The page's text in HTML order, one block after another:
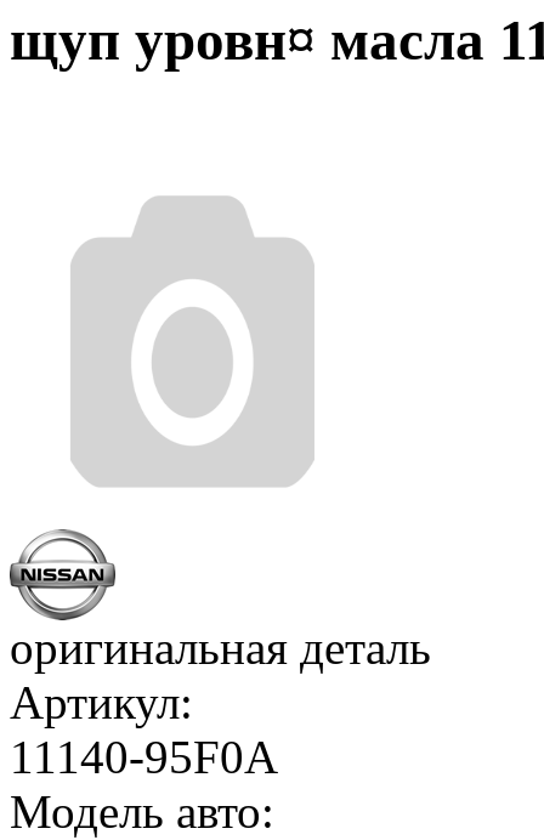
щуп уровн¤ масла
оригинальная деталь
Артикул:
11140-95F0A
Модель авто: